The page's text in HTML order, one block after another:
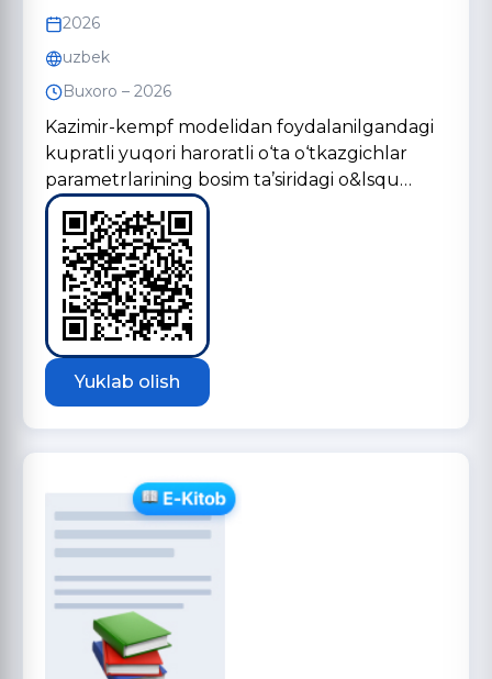
2026
uzbek
Buxoro – 2026
Kazimir-kempf modelidan foydalanilgandagi
kupratli yuqori haroratli o‘ta o‘tkazgichlar
parametrlarining bosim ta’siridagi o&lsqu…
Yuklab olish